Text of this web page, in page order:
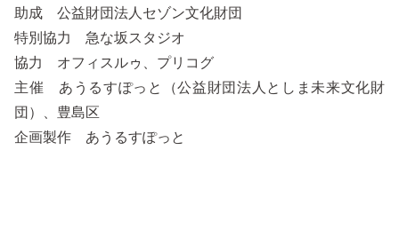
助成 公益財団法人セゾン文化財団
特別協力 急な坂スタジオ
協力 オフィスルゥ、プリコグ
主催 あうるすぽっと（公益財団法人としま未来文化財
団）、豊島区
企画製作 あうるすぽっと